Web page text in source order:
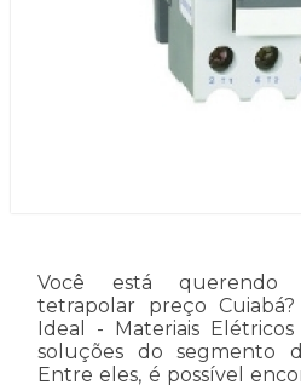
Você está querendo
tetrapolar preço
Ideal - Materiais
soluções do segmento
Entre eles, é possível